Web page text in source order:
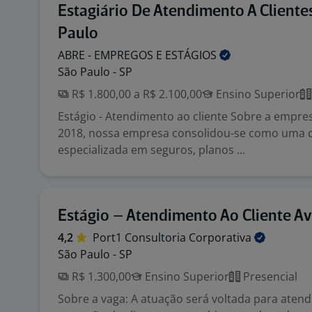
Estagiário De Atendimento A
Paulo
ABRE - EMPREGOS E ESTÁGIOS
São Paulo - SP
R$ 1.800,00 a R$ 2.100,00
Ensino Superior
Estágio - Atendimento ao cliente Sobre a
2018, nossa empresa consolidou-se como uma
especializada em seguros, planos ...
Estágio – Atendimento Ao Cliente
4,2 Port1 Consultoria Corporativa
São Paulo - SP
R$ 1.300,00
Ensino Superior
Presencial
Sobre a vaga: A atuação será voltada para